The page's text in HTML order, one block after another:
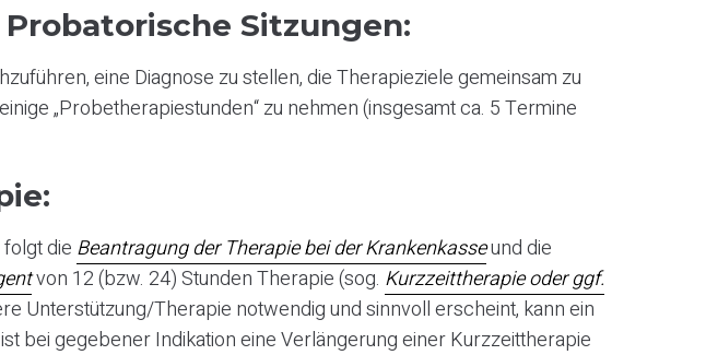
Sitzungen:
eine Diagnose zu stellen, die Therapieziele gemeinsam zu
„Probetherapiestunden“ zu nehmen (insgesamt ca. 5 Termine
die Beantragung der Therapie bei der Krankenkasseund die
von 12 (bzw. 24) Stunden Therapie (sog. Kurzzeittherapie oder ggf.
Unterstützung/Therapie notwendig und sinnvoll erscheint, kann ein
bei gegebener Indikation eine Verlängerung einer Kurzzeittherapie